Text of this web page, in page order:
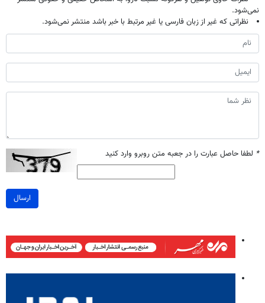
نمی‌شود.
نظراتی که غیر از زبان فارسی یا غیر مرتبط با خبر باشد منتشر نمی‌شود.
* لطفا حاصل عبارت را در جعبه متن روبرو وارد کنید
ارسال